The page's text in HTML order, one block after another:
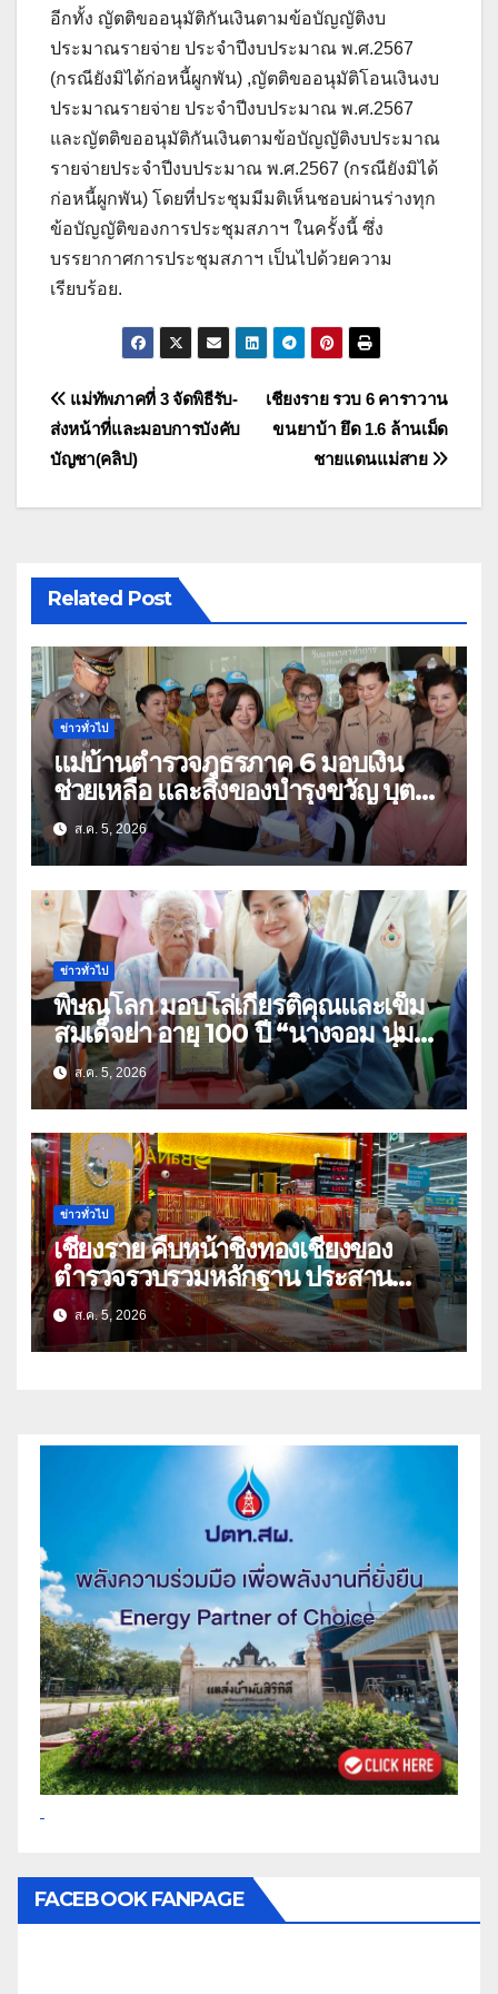
อีกทั้ง ญัตติขออนุมัติกันเงินตามข้อบัญญัติงบ
ประมาณรายจ่าย ประจำปีงบประมาณ พ.ศ.2567
(กรณียังมิได้ก่อหนี้ผูกพัน) ,ญัตติขออนุมัติโอนเงินงบ
ประมาณรายจ่าย ประจำปีงบประมาณ พ.ศ.2567
และญัตติขออนุมัติกันเงินตามข้อบัญญัติงบประมาณ
รายจ่ายประจำปีงบประมาณ พ.ศ.2567 (กรณียังมิได้
ก่อหนี้ผูกพัน) โดยที่ประชุมมีมติเห็นชอบผ่านร่างทุก
ข้อบัญญัติของการประชุมสภาฯ ในครั้งนี้ ซึ่ง
บรรยากาศการประชุมสภาฯ เป็นไปด้วยความ
เรียบร้อย.
แนะแนว
เรื่อง
เชียงราย รวบ 6 คาราวาน
ขนยาบ้า ยึด 1.6 ล้านเม็ด
ชายแดนแม่สาย
แม่ทัพภาคที่ 3 จัดพิธีรับ-
ส่งหน้าที่และมอบการบังคับ
บัญชา(คลิป)
Related Post
ข่าวทั่วไป
แม่บ้านตำรวจภูธรภาค 6 มอบเงิน
ช่วยเหลือ และสิ่งของบำรุงขวัญ บุตร-
ธิดา ข้าราชการตำรวจจังหวัด
อุทัยธานี
ส.ค. 5, 2026
ข่าวทั่วไป
พิษณุโลก มอบโล่เกียรติคุณและเข็ม
สมเด็จย่า อายุ 100 ปี “นางจอม นุ่ม
เนตร” ตำบลบ้านกร่าง อำเภอเมือง
ส.ค. 5, 2026
ข่าวทั่วไป
เชียงราย คืบหน้าชิงทองเชียงของ
ตำรวจรวบรวมหลักฐาน ประสาน
สปป.ลาว ติดตามจับกุม
ส.ค. 5, 2026
FACEBOOK FANPAGE